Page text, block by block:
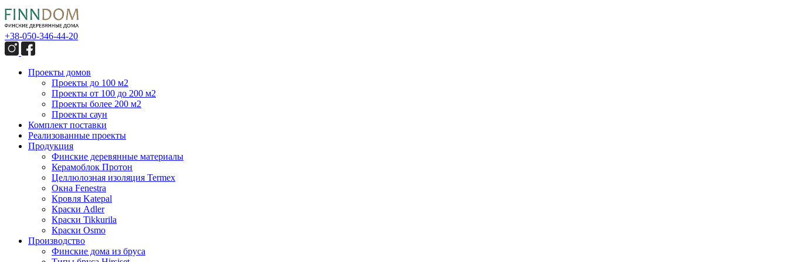
+38-050-346-44-20
Проекты домов
Проекты до 100 м2
Проекты от 100 до 200 м2
Проекты более 200 м2
Проекты саун
Комплект поставки
Реализованные проекты
Продукция
Финские деревянные материалы
Керамоблок Протон
Целлюлозная изоляция Termex
Окна Fenestra
Кровля Katepal
Краски Adler
Краски Tikkurila
Краски Osmo
Производство
Финские дома из бруса